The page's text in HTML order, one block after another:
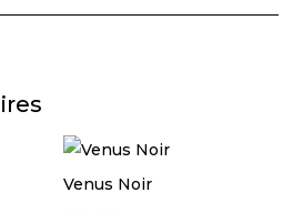
Venus Noir